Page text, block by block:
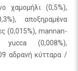
χαμομήλι (0,5%),
αποξηραμένα
(0,015%), mannan-
yucca (0,008%),
αδρανή κύτταρα /